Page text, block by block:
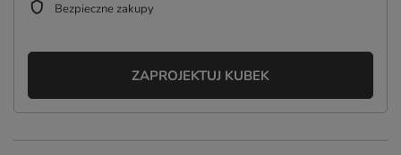
Bezpieczne zakupy
ZAPROJEKTUJ KUBEK